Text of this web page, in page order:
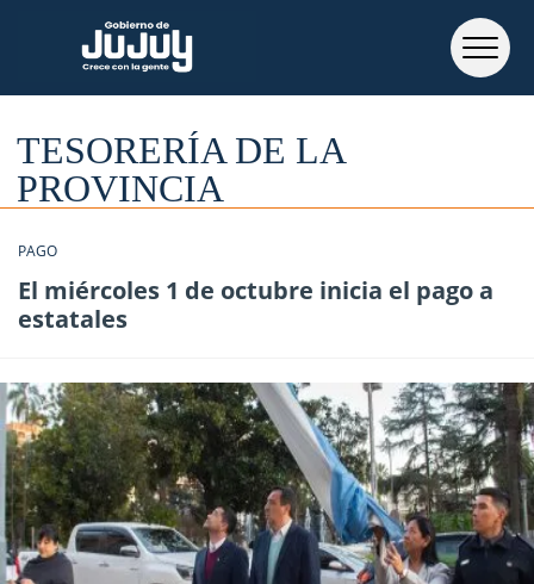
TESORERÍA DE LA
PROVINCIA
PAGO
El miércoles 1 de octubre inicia el pago a
estatales